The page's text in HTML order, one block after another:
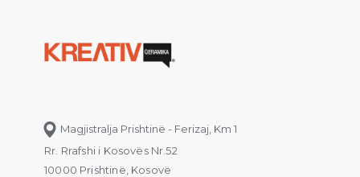
Magjistralja Prishtinë - Ferizaj, Km 1
Rr. Rrafshi i Kosovës Nr.52
10000 Prishtinë, Kosovë